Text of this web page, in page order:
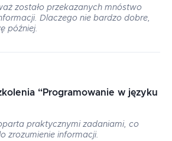
zostało przekazanych mnóstwo
Dlaczego nie bardzo dobre,
później.
“Programowanie w języku
praktycznymi zadaniami, co
zrozumienie informacji.